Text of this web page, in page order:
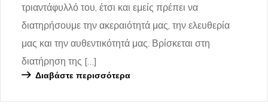
τριαντάφυλλό του, έτσι και εμείς πρέπει να
διατηρήσουμε την ακεραιότητά μας, την ελευθερία
μας και την αυθεντικότητά μας. Βρίσκεται στη
διατήρηση της […]
Διαβάστε περισσότερα